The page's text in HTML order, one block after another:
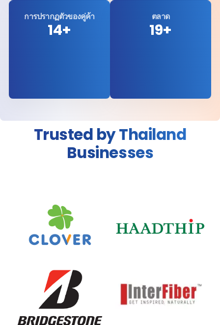
การปรากฏตัวของคู่ค้า
15+
ตลาด
20+
Trusted by Thailand
Businesses